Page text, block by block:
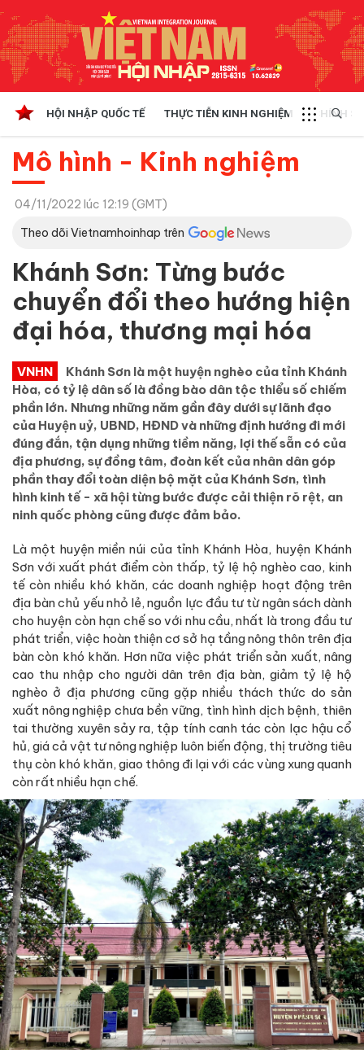
HỘI NHẬP QUỐC TẾ THỰC TIỄN KINH NGHIỆM CHÍNH
Mô hình - Kinh nghiệm
04/11/2022 lúc 12:19 (GMT)
Theo dõi Vietnamhoinhap trên
Khánh Sơn: Từng bước
chuyển đổi theo hướng hiện
đại hóa, thương mại hóa
VNHN
Khánh Sơn là một huyện nghèo của tỉnh Khánh
Hòa, có tỷ lệ dân số là đồng bào dân tộc thiểu số chiếm
phần lớn. Nhưng những năm gần đây dưới sự lãnh đạo
của Huyện uỷ, UBND, HĐND và những định hướng đi mới
đúng đắn, tận dụng những tiềm năng, lợi thế sẵn có của
địa phương, sự đồng tâm, đoàn kết của nhân dân góp
phần thay đổi toàn diện bộ mặt của Khánh Sơn, tình
hình kinh tế - xã hội từng bước được cải thiện rõ rệt, an
ninh quốc phòng cũng được đảm bảo.
Là một huyện miền núi của tỉnh Khánh Hòa, huyện Khánh
Sơn với xuất phát điểm còn thấp, tỷ lệ hộ nghèo cao, kinh
tế còn nhiều khó khăn, các doanh nghiệp hoạt động trên
địa bàn chủ yếu nhỏ lẻ, nguồn lực đầu tư từ ngân sách dành
cho huyện còn hạn chế so với nhu cầu, nhất là trong đầu tư
phát triển, việc hoàn thiện cơ sở hạ tầng nông thôn trên địa
bàn còn khó khăn. Hơn nữa việc phát triển sản xuất, nâng
cao thu nhập cho người dân trên địa bàn, giảm tỷ lệ hộ
nghèo ở địa phương cũng gặp nhiều thách thức do sản
xuất nông nghiệp chưa bền vững, tình hình dịch bệnh, thiên
tai thường xuyên sảy ra, tập tính canh tác còn lạc hậu cổ
hủ, giá cả vật tư nông nghiệp luôn biến động, thị trường tiêu
thụ còn khó khăn, giao thông đi lại với các vùng xung quanh
còn rất nhiều hạn chế.